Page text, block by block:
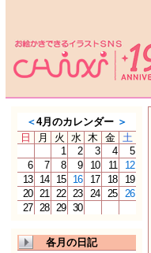
＜4月のカレンダー ＞
日
月 火 水 木 金 土
1
2 3 4
5
6
7 8 9 10 11
12
13
14 15 16 17 18
19
20 21 22 23 24 25
26
27 28 29 30
各月の日記